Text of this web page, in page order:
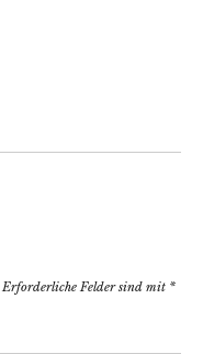
Erforderliche Felder sind mit *